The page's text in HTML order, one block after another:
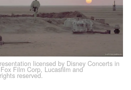
licensed by Disney Concerts in
Film Corp, Lucasfilm and
reserved.